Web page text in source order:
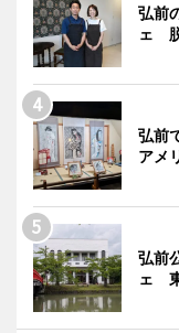
弘前
ェ
弘前
アメ
弘前
ェ